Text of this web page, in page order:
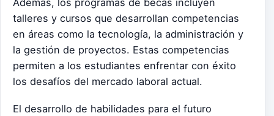
Además, los programas de becas incluyen
talleres y cursos que desarrollan competencias
en áreas como la tecnología, la administración y
la gestión de proyectos. Estas competencias
permiten a los estudiantes enfrentar con éxito
los desafíos del mercado laboral actual.
El desarrollo de habilidades para el futuro